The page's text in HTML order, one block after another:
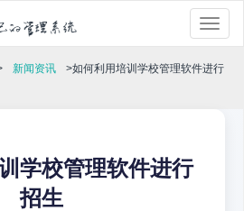
新闻资讯
>如何利用培训学校管理软件进行
学校管理软件进行
招生